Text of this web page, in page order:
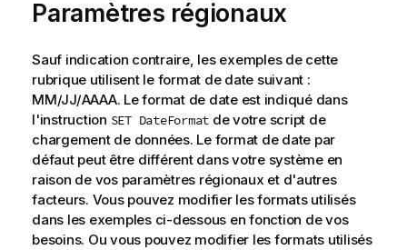
Paramètres régionaux
Sauf indication contraire, les exemples de cette
rubrique utilisent le format de date suivant :
MM/JJ/AAAA. Le format de date est indiqué dans
l'instruction SET DateFormat de votre script de
chargement de données. Le format de date par
défaut peut être différent dans votre système en
raison de vos paramètres régionaux et d'autres
facteurs. Vous pouvez modifier les formats utilisés
dans les exemples ci-dessous en fonction de vos
besoins. Ou vous pouvez modifier les formats utilisés